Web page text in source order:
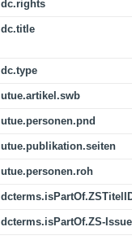
dc.rights
dc.title
dc.type
utue.artikel.swb
utue.personen.pnd
utue.publikation.seiten
utue.personen.roh
dcterms.isPartOf.ZS-Issue